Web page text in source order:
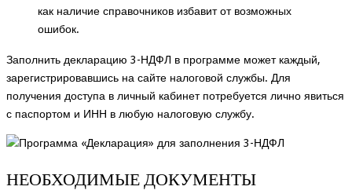
как наличие справочников избавит от возможных
ошибок.
Заполнить декларацию 3-НДФЛ в программе может каждый,
зарегистрировавшись на сайте налоговой службы. Для
получения доступа в личный кабинет потребуется лично явиться
с паспортом и ИНН в любую налоговую службу.
НЕОБХОДИМЫЕ ДОКУМЕНТЫ